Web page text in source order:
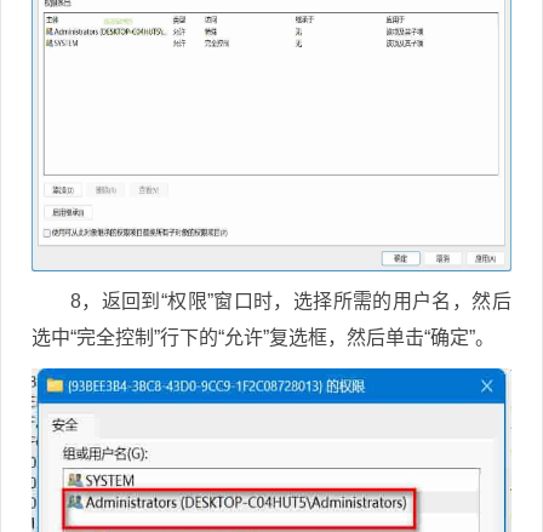
8，返回到“权限”窗口时，选择所需的用户名，然后
选中“完全控制”行下的“允许”复选框，然后单击“确定”。